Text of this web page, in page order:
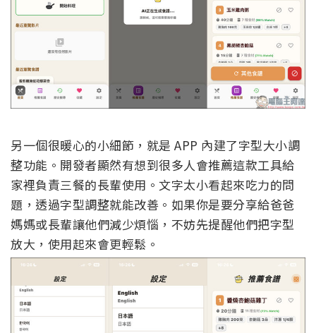
另一個很暖心的小細節，就是 APP 內建了字型大小調
整功能。開發者顯然有想到很多人會推薦這款工具給
家裡負責三餐的長輩使用。文字太小看起來吃力的問
題，透過字型調整就能改善。如果你是要分享給爸爸
媽媽或長輩讓他們減少煩惱，不妨先提醒他們把字型
放大，使用起來會更輕鬆。